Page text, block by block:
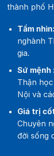
thành phố
Tầm nhìn:
nghành
gia.
Sứ mệnh
Thận
Nội và
Giá trị
Chuyên
đời sống